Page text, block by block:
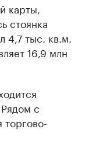
карты,
стоянка
4,7 тыс. кв.м.
16,9 млн
с